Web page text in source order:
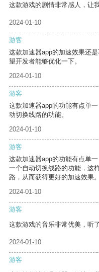
这款游戏的剧情非常感人，让
2024-01-10
游客
这款加速器app的加速效果还
望开发者能够优化一下。
2024-01-10
游客
这款加速器app的功能有点单
动切换线路的功能。
2024-01-10
游客
这款加速器app的功能有点单
一个自动切换线路的功能，这
路，从而获得更好的加速效果。
2024-01-10
游客
这款游戏的音乐非常优美，听
2024-01-10
游客